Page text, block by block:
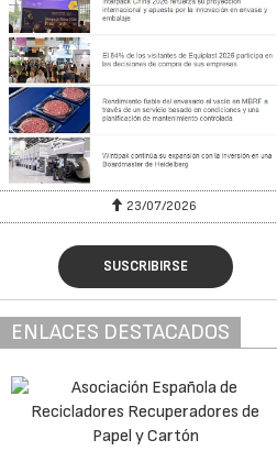
23/07/2026
SUSCRIBIRSE
ENLACES DESTACADOS